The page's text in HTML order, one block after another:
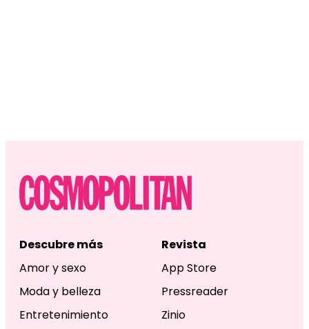
Descubre más
Amor y sexo
Moda y belleza
Entretenimiento
Revista
App Store
Pressreader
Zinio